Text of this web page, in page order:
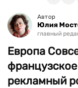
Автор
Юлия
главный
Европа
рекламный